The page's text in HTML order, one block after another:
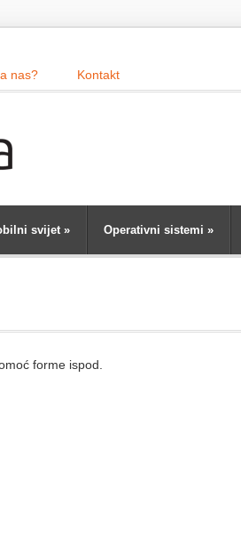
nas? Kontakt
svijet» Operativni sistemi »
forme ispod.